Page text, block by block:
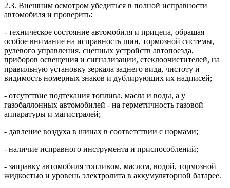
2.3. Внешним осмотром убедиться в полной исправности
автомобиля и проверить:
- техническое состояние автомобиля и прицепа, обращая
особое внимание на исправность шин, тормозной системы,
рулевого управления, сцепных устройств автопоезда,
приборов освещения и сигнализации, стеклоочистителей, на
правильную установку зеркала заднего вида, чистоту и
видимость номерных знаков и дублирующих их надписей;
- отсутствие подтекания топлива, масла и воды, а у
газобаллонных автомобилей - на герметичность газовой
аппаратуры и магистралей;
- давление воздуха в шинах в соответствии с нормами;
- наличие исправного инструмента и приспособлений;
- заправку автомобиля топливом, маслом, водой, тормозной
жидкостью и уровень электролита в аккумуляторной батарее.